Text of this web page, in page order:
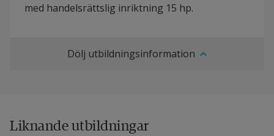
med handelsrättslig inriktning 15 hp.
Dölj utbildningsinformation
Liknande utbildningar